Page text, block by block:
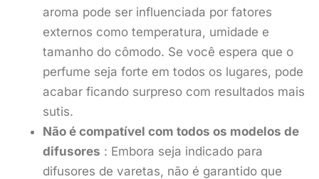
aroma pode ser influenciada por fatores
externos como temperatura, umidade e
tamanho do cômodo. Se você espera que o
perfume seja forte em todos os lugares, pode
acabar ficando surpreso com resultados mais
sutis.
Não é compatível com todos os modelos de
difusores : Embora seja indicado para
difusores de varetas, não é garantido que